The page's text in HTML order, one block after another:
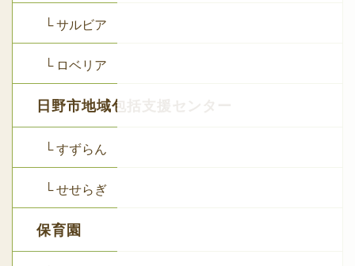
└ サルビア
└ ロベリア
日野市地域包括支援センター
└ すずらん
└ せせらぎ
保育園